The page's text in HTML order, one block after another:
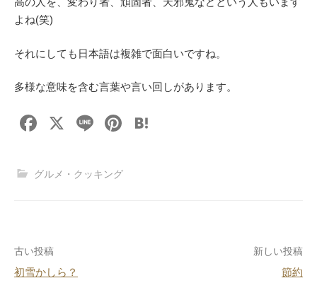
よね(笑)
それにしても日本語は複雑で面白いですね。
多様な意味を含む言葉や言い回しがあります。
F
c
o
k
X
Li
e
Pi
グルメ・クッキング
投
稿
古い投稿
初雪かしら？
新しい投稿
節約